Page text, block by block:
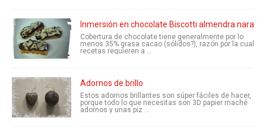
Inmersión en chocolate Biscotti almendra naranja
Cobertura de chocolate tiene generalmente por lo
menos 35% grasa cacao (sólidos?), razón por la cual
recetas requieren a ...
Adornos de brillo
Estos adornos brillantes son súper fáciles de hacer,
porque todo lo que necesitas son 3D papier maché
adornos y unas piz ...